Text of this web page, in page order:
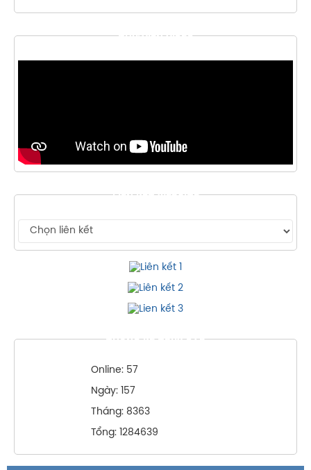
THƯ VIỆN VIDEO
LIÊN KẾT WEBSITE
THỐNG KÊ TRUY CẬP
Online: 57
Ngày: 157
Tháng: 8363
Tổng: 1284639